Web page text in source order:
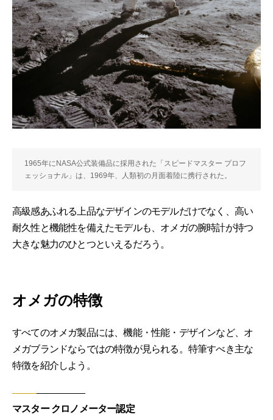
1965年にNASA公式装備品に採用された「スピードマスター プロフ
ェッショナル」は、1969年、人類初の月面着陸に携行された。
高級感あふれる上品なデザインのモデルだけでなく、高い
耐久性と機能性を備えたモデルも、オメガの腕時計が持つ
大きな魅力のひとつといえるだろう。
オメガの特徴
すべてのオメガ製品には、機能・性能・デザインなど、オ
メガブランドならではの特徴が見られる。特筆すべき主な
特徴を紹介しよう。
マスター クロノメーター認定